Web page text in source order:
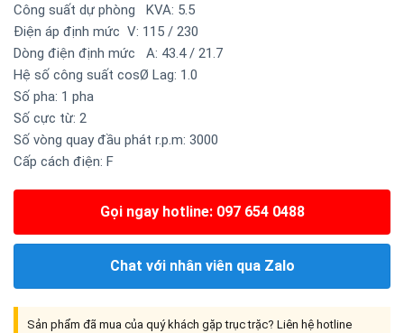
Công suất dự phòng KVA: 5.5
Điện áp định mức V: 115 / 230
Dòng điện định mức A: 43.4 / 21.7
Hệ số công suất cosØ Lag: 1.0
Số pha: 1 pha
Số cực từ: 2
Số vòng quay đầu phát r.p.m: 3000
Cấp cách điện: F
Gọi ngay hotline: 097 654 0488
Chat với nhân viên qua Zalo
Sản phẩm đã mua của quý khách gặp trục trặc? Liên hệ hotline